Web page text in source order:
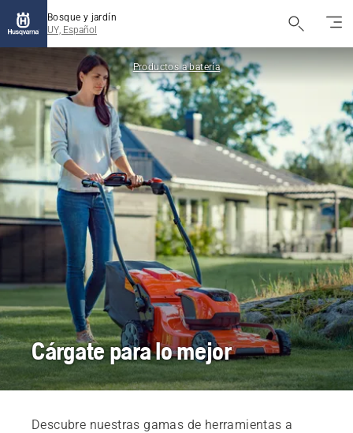
Bosque y jardín
UY, Español
Productos a batería
Cárgate para lo mejor
Descubre nuestras gamas de herramientas a